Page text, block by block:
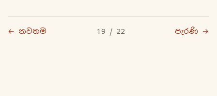
← නවතම 19 / 22 පැරණි →